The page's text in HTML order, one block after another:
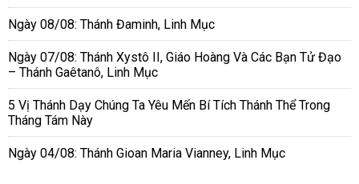
Ngày 08/08: Thánh Đaminh, Linh Mục
Ngày 07/08: Thánh Xystô II, Giáo Hoàng Và Các Bạn Tử Đạo
– Thánh Gaêtanô, Linh Mục
5 Vị Thánh Dạy Chúng Ta Yêu Mến Bí Tích Thánh Thể Trong
Tháng Tám Này
Ngày 04/08: Thánh Gioan Maria Vianney, Linh Mục